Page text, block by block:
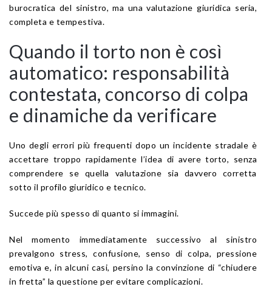
burocratica del sinistro, ma una valutazione giuridica seria,
completa e tempestiva.
Quando il torto non è così
automatico: responsabilità
contestata, concorso di colpa
e dinamiche da verificare
Uno degli errori più frequenti dopo un incidente stradale è
accettare troppo rapidamente l’idea di avere torto, senza
comprendere se quella valutazione sia davvero corretta
sotto il profilo giuridico e tecnico.
Succede più spesso di quanto si immagini.
Nel momento immediatamente successivo al sinistro
prevalgono stress, confusione, senso di colpa, pressione
emotiva e, in alcuni casi, persino la convinzione di “chiudere
in fretta” la questione per evitare complicazioni.